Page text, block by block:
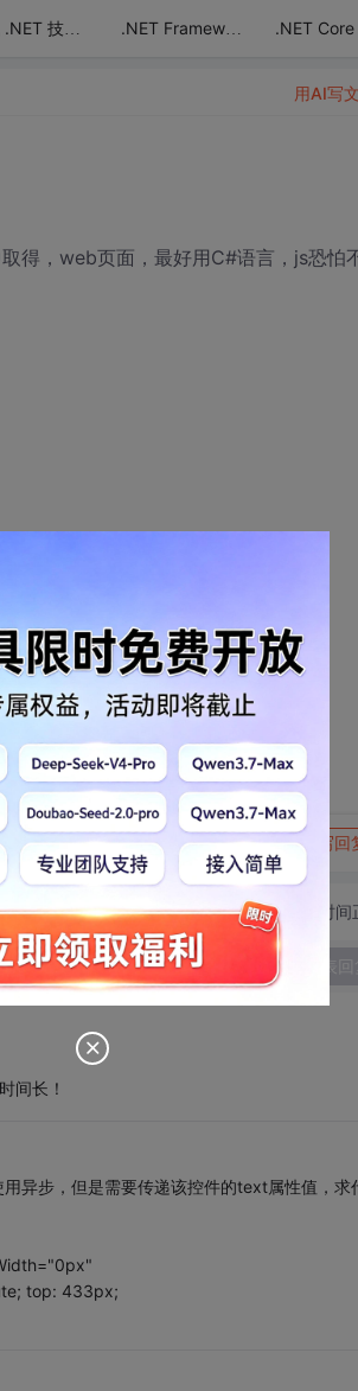
寻找 .NET 技术达人 .NET Framework .NET Core
得，web页面，最好用C#语言，js恐怕
举报 写回
用AI写
切换为时间
间长！
异步，但是需要传递该控件的text属性值，求
top: 433px;